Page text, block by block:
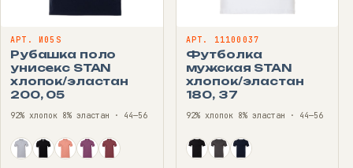
АРТ. И05S
Рубашка поло
унисекс STAN
хлопок/эластан
200, 05
92% хлопок 8% эластан · 44—56
АРТ. 11100037
Футболка
мужская STAN
хлопок/эластан
180, 37
92% хлопок 8% эластан · 44—56